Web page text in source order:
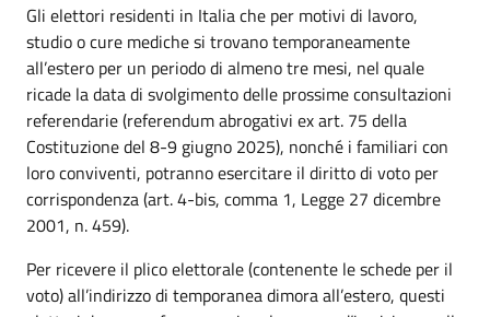
Gli elettori residenti in Italia che per motivi di lavoro,
studio o cure mediche si trovano temporaneamente
all’estero per un periodo di almeno tre mesi, nel quale
ricade la data di svolgimento delle prossime consultazioni
referendarie (referendum abrogativi ex art. 75 della
Costituzione del 8-9 giugno 2025), nonché i familiari con
loro conviventi, potranno esercitare il diritto di voto per
corrispondenza (art. 4-bis, comma 1, Legge 27 dicembre
2001, n. 459).
Per ricevere il plico elettorale (contenente le schede per il
voto) all’indirizzo di temporanea dimora all’estero, questi